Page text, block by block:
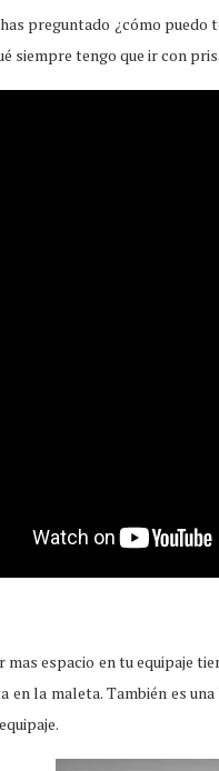
preguntado ¿cómo puedo
siempre tengo que ir con
mas espacio en tu equipaje
en la maleta. También es